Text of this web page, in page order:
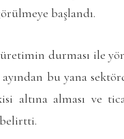
başlandı.
üretimin durması ile
bu yana
altına alması ve